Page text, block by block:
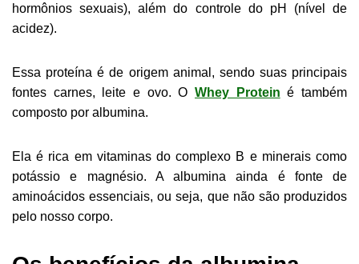
hormônios sexuais), além do controle do pH (nível de
acidez).
Essa proteína é de origem animal, sendo suas principais
fontes carnes, leite e ovo. O Whey Protein é também
composto por albumina.
Ela é rica em vitaminas do complexo B e minerais como
potássio e magnésio. A albumina ainda é fonte de
aminoácidos essenciais, ou seja, que não são produzidos
pelo nosso corpo.